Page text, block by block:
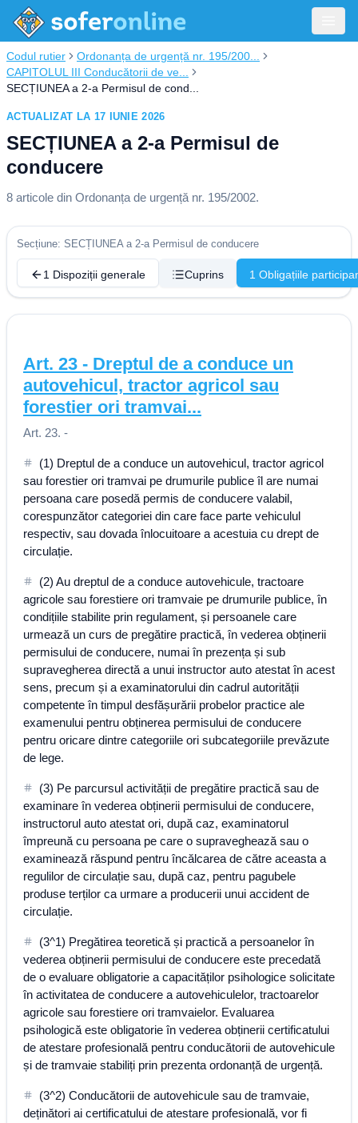
Codul rutier
Ordonanța de urgență nr. 195/200...
CAPITOLUL III Conducătorii de ve...
SECȚIUNEA a 2-a Permisul de cond...
ACTUALIZAT LA 17 IUNIE 2026
SECȚIUNEA a 2-a Permisul de
conducere
8 articole din Ordonanța de urgență nr. 195/2002.
Secțiune: SECȚIUNEA a 2-a Permisul de conducere
1 Dispoziții generale Cuprins 1 Obligațiile
Art. 23 - Dreptul de a conduce un
autovehicul, tractor agricol sau
forestier ori tramvai...
Art. 23. -
(1) Dreptul de a conduce un autovehicul, tractor agricol
sau forestier ori tramvai pe drumurile publice îl are numai
persoana care posedă permis de conducere valabil,
corespunzător categoriei din care face parte vehiculul
respectiv, sau dovada înlocuitoare a acestuia cu drept de
circulație.
(2) Au dreptul de a conduce autovehicule, tractoare
agricole sau forestiere ori tramvaie pe drumurile publice, în
condițiile stabilite prin regulament, și persoanele care
urmează un curs de pregătire practică, în vederea obținerii
permisului de conducere, numai în prezența și sub
supravegherea directă a unui instructor auto atestat în acest
sens, precum și a examinatorului din cadrul autorității
competente în timpul desfășurării probelor practice ale
examenului pentru obținerea permisului de conducere
pentru oricare dintre categoriile ori subcategoriile prevăzute
de lege.
(3) Pe parcursul activității de pregătire practică sau de
examinare în vederea obținerii permisului de conducere,
instructorul auto atestat ori, după caz, examinatorul
împreună cu persoana pe care o supraveghează sau o
examinează răspund pentru încălcarea de către aceasta a
regulilor de circulație sau, după caz, pentru pagubele
produse terților ca urmare a producerii unui accident de
circulație.
(3^1) Pregătirea teoretică și practică a persoanelor în
vederea obținerii permisului de conducere este precedată
de o evaluare obligatorie a capacităților psihologice solicitate
în activitatea de conducere a autovehiculelor, tractoarelor
agricole sau forestiere ori tramvaielor. Evaluarea
psihologică este obligatorie în vederea obținerii certificatului
de atestare profesională pentru conducătorii de autovehicule
și de tramvaie stabiliți prin prezenta ordonanță de urgență.
(3^2) Conducătorii de autovehicule sau de tramvaie,
deținători ai certificatului de atestare profesională, vor fi